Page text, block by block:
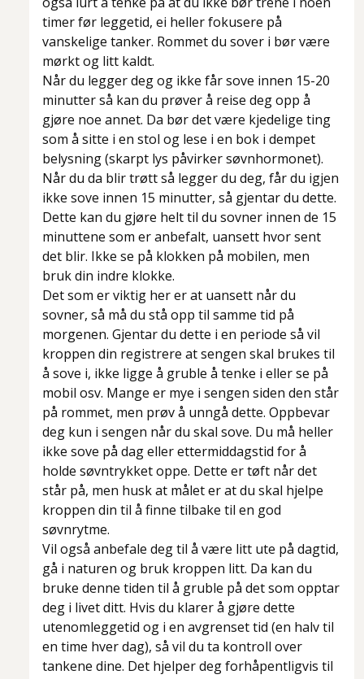
timer før leggetid, ei heller fokusere på
vanskelige tanker. Rommet du sover i bør være
mørkt og litt kaldt.
Når du legger deg og ikke får sove innen 15-20
minutter så kan du prøver å reise deg opp å
gjøre noe annet. Da bør det være kjedelige ting
som å sitte i en stol og lese i en bok i dempet
belysning (skarpt lys påvirker søvnhormonet).
Når du da blir trøtt så legger du deg, får du igjen
ikke sove innen 15 minutter, så gjentar du dette.
Dette kan du gjøre helt til du sovner innen de 15
minuttene som er anbefalt, uansett hvor sent
det blir. Ikke se på klokken på mobilen, men
bruk din indre klokke.
Det som er viktig her er at uansett når du
sovner, så må du stå opp til samme tid på
morgenen. Gjentar du dette i en periode så vil
kroppen din registrere at sengen skal brukes til
å sove i, ikke ligge å gruble å tenke i eller se på
mobil osv. Mange er mye i sengen siden den står
på rommet, men prøv å unngå dette. Oppbevar
deg kun i sengen når du skal sove. Du må heller
ikke sove på dag eller ettermiddagstid for å
holde søvntrykket oppe. Dette er tøft når det
står på, men husk at målet er at du skal hjelpe
kroppen din til å finne tilbake til en god
søvnrytme.
Vil også anbefale deg til å være litt ute på dagtid,
gå i naturen og bruk kroppen litt. Da kan du
bruke denne tiden til å gruble på det som opptar
deg i livet ditt. Hvis du klarer å gjøre dette
utenomleggetid og i en avgrenset tid (en halv til
en time hver dag), så vil du ta kontroll over
tankene dine. Det hjelper deg forhåpentligvis til